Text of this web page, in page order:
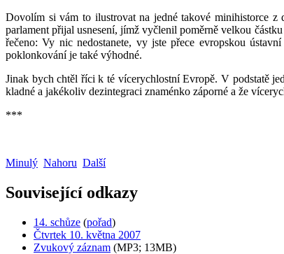
Dovolím si vám to ilustrovat na jedné takové minihistorce
parlament přijal usnesení, jímž vyčlenil poměrně velkou
řečeno: Vy nic nedostanete, vy jste přece evropskou
poklonkování je také výhodné.
Jinak bych chtěl říci k té vícerychlostní Evropě. V podstatě
kladné a jakékoliv dezintegraci znaménko záporné a že
***
Minulý Nahoru Další
Související odkazy
14. schůze (pořad)
Čtvrtek 10. května 2007
Zvukový záznam (MP3; 13MB)